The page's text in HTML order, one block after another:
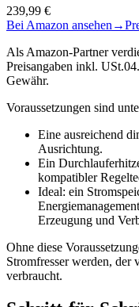
239,99 €
Bei Amazon ansehen →
Als Amazon-Partner
Preisangaben inkl.
Gewähr.
Voraussetzungen sind
Eine ausreichend
Ausrichtung.
Ein
kompatibler
Ideal: ein
Erzeugung und
Ohne diese
Stromfresser werden, der
verbraucht.